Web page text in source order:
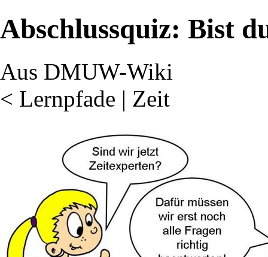
Abschlussquiz: Bist
Aus DMUW-Wiki
< Lernpfade ‎ | Zeit